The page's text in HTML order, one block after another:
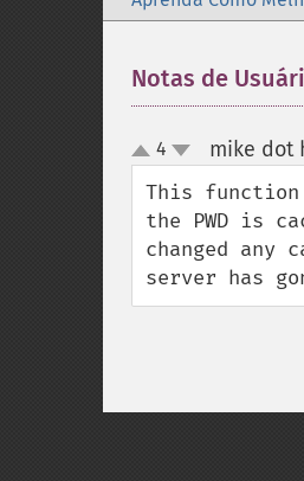
Notas de
up
down
4 mike dot
This function
the PWD is
changed
server has